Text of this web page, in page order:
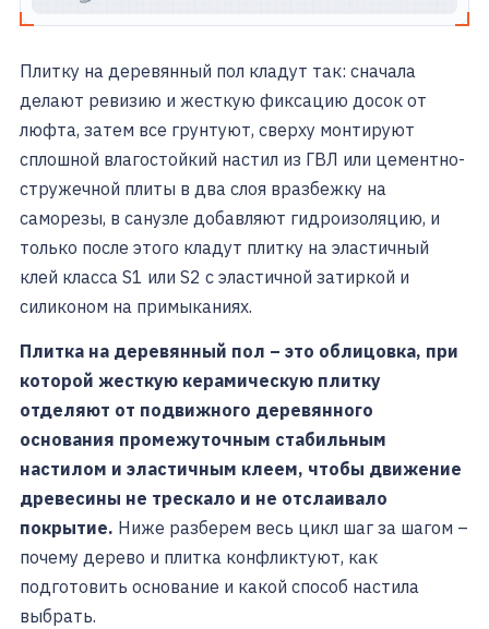
Плитку на деревянный пол кладут так: сначала
делают ревизию и жесткую фиксацию досок от
люфта, затем все грунтуют, сверху монтируют
сплошной влагостойкий настил из ГВЛ или цементно-
стружечной плиты в два слоя вразбежку на
саморезы, в санузле добавляют гидроизоляцию, и
только после этого кладут плитку на эластичный
клей класса S1 или S2 с эластичной затиркой и
силиконом на примыканиях.
Плитка на деревянный пол – это облицовка, при
которой жесткую керамическую плитку
отделяют от подвижного деревянного
основания промежуточным стабильным
настилом и эластичным клеем, чтобы движение
древесины не трескало и не отслаивало
покрытие. Ниже разберем весь цикл шаг за шагом –
почему дерево и плитка конфликтуют, как
подготовить основание и какой способ настила
выбрать.